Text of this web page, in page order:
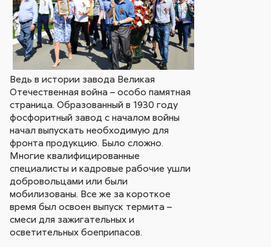
Ведь в истории завода Великая
Отечественная война – особо памятная
страница. Образованный в 1930 году
фосфоритный завод с началом войны
начал выпускать необходимую для
фронта продукцию. Было сложно.
Многие квалифицированные
специалисты и кадровые рабочие ушли
добровольцами или были
мобилизованы. Все же за короткое
время был освоен выпуск термита –
смеси для зажигательных и
осветительных боеприпасов.